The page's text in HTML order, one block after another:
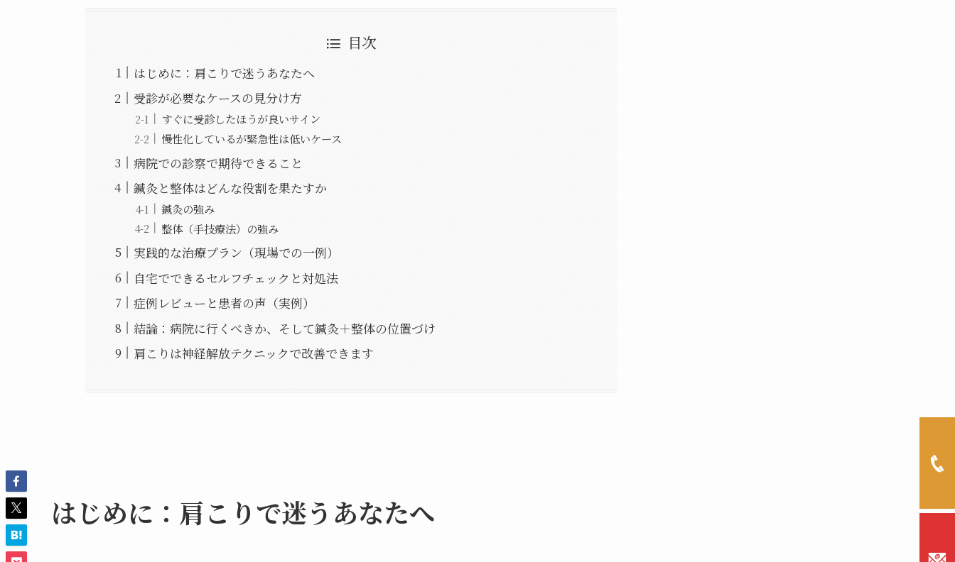
目次
はじめに：肩こりで迷うあなたへ
受診が必要なケースの見分け方
すぐに受診したほうが良いサイン
慢性化しているが緊急性は低いケース
病院での診察で期待できること
鍼灸と整体はどんな役割を果たすか
鍼灸の強み
整体（手技療法）の強み
実践的な治療プラン（現場での一例）
自宅でできるセルフチェックと対処法
症例レビューと患者の声（実例）
結論：病院に行くべきか、そして鍼灸＋整体の位置づけ
肩こりは神経解放テクニックで改善できます
はじめに：肩こりで迷うあなたへ